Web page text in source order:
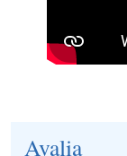
Avalia